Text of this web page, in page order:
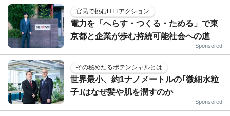
官民で挑むHTTアクション
電力を「へらす・つくる・ためる」で東
京都と企業が歩む持続可能社会への道
Sponsored
その秘めたるポテンシャルとは
世界最小、約1ナノメートルの｢微細水粒
子｣はなぜ髪や肌を潤すのか
Sponsored